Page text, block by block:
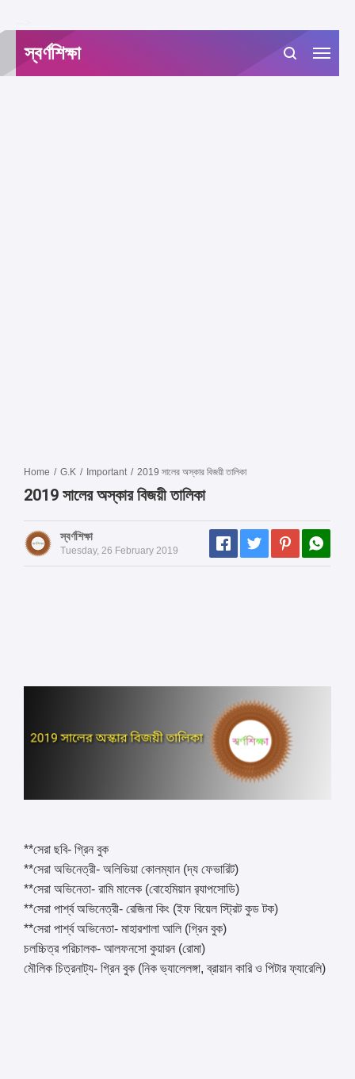
স্বর্ণশিক্ষা
Home / G.K / Important / 2019 সালের অস্কার বিজয়ী তালিকা
2019 সালের অস্কার বিজয়ী তালিকা
স্বর্ণশিক্ষা
Tuesday, 26 February 2019
**সেরা ছবি- গ্রিন বুক
**সেরা অভিনেত্রী- অলিভিয়া কোলম্যান (দ্য ফেভারিট)
**সেরা অভিনেতা- রামি মালেক (বোহেমিয়ান র‌্যাপসোডি)
**সেরা পার্শ্ব অভিনেত্রী- রেজিনা কিং (ইফ বিয়েল স্ট্রিট কুড টক)
**সেরা পার্শ্ব অভিনেতা- মাহারশালা আলি (গ্রিন বুক)
চলচ্চিত্র পরিচালক- আলফনসো কুয়ারন (রোমা)
মৌলিক চিত্রনাট্য- গ্রিন বুক (নিক ভ্যালেলঙ্গা, ব্রায়ান কারি ও পিটার ফ্যারেলি)